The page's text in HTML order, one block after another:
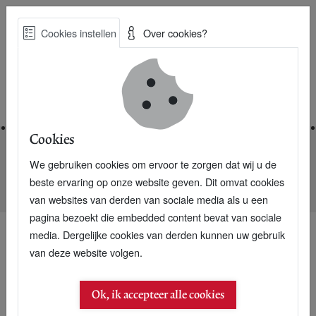
Skip
Best Practices voor een duurzame toekomst
Nieuwsarchief
Vervuiling papieren magazine of iPad-magazine even groot
07 maart 2011
Vervuiling papieren
Cookies instellen Over cookies?
Cookies
We gebruiken cookies om ervoor te zorgen dat wij u de
beste ervaring op onze website geven. Dit omvat cookies
van websites van derden van sociale media als u een
pagina bezoekt die embedded content bevat van sociale
media. Dergelijke cookies van derden kunnen uw gebruik
van deze website volgen.
Ok, ik accepteer alle cookies